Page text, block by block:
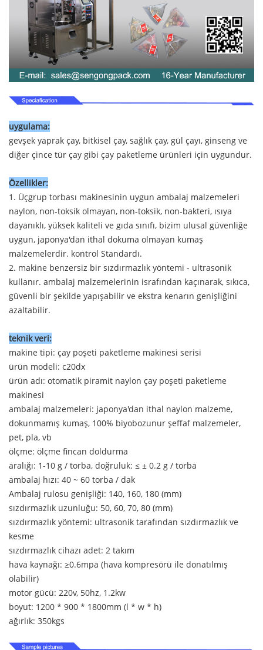
uygulama:
gevşek yaprak çay, bitkisel çay, sağlık çay, gül çayı, ginseng ve
diğer çince tür çay gibi çay paketleme ürünleri için uygundur.
Özellikler:
1. Üçgrup torbası makinesinin uygun ambalaj malzemeleri
naylon, non-toksik olmayan, non-toksik, non-bakteri, ısıya
dayanıklı, yüksek kaliteli ve gıda sınıfı, bizim ulusal güvenliğe
uygun, japonya'dan ithal dokuma olmayan kumaş
malzemelerdir. kontrol Standardı.
2. makine benzersiz bir sızdırmazlık yöntemi - ultrasonik
kullanır. ambalaj malzemelerinin israfından kaçınarak, sıkıca,
güvenli bir şekilde yapışabilir ve ekstra kenarın genişliğini
azaltabilir.
teknik veri:
makine tipi: çay poşeti paketleme makinesi serisi
ürün modeli: c20dx
ürün adı: otomatik piramit naylon çay poşeti paketleme
makinesi
ambalaj malzemeleri: japonya'dan ithal naylon malzeme,
dokunmamış kumaş, 100% biyobozunur şeffaf malzemeler,
pet, pla, vb
ölçme: ölçme fincan doldurma
aralığı: 1-10 g / torba, doğruluk: ≤ ± 0.2 g / torba
ambalaj hızı: 40 ~ 60 torba / dak
Ambalaj rulosu genişliği: 140, 160, 180 (mm)
sızdırmazlık uzunluğu: 50, 60, 70, 80 (mm)
sızdırmazlık yöntemi: ultrasonik tarafından sızdırmazlık ve
kesme
sızdırmazlık cihazı adet: 2 takım
hava kaynağı: ≥0.6mpa (hava kompresörü ile donatılmış
olabilir)
motor gücü: 220v, 50hz, 1.2kw
boyut: 1200 * 900 * 1800mm (l * w * h)
ağırlık: 350kgs